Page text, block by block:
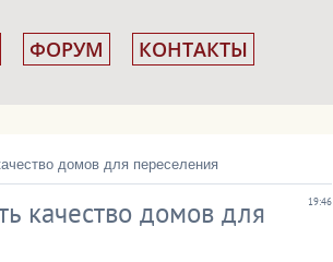
ФОРУМ КОНТАКТЫ
домов для переселения
19:46
качество домов для